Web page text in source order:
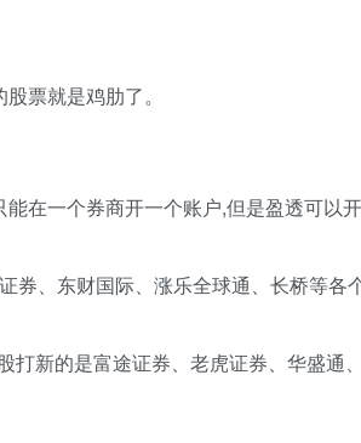
票就是鸡肋了。
在一个券商开一个账户,但是盈透可以开
券、东财国际、涨乐全球通、长桥等各
新的是富途证券、老虎证券、华盛通、